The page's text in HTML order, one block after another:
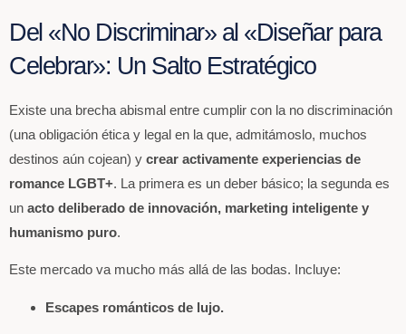
Del «No Discriminar» al «Diseñar para
Celebrar»: Un Salto Estratégico
Existe una brecha abismal entre cumplir con la no discriminación
(una obligación ética y legal en la que, admitámoslo, muchos
destinos aún cojean) y crear activamente experiencias de
romance LGBT+. La primera es un deber básico; la segunda es
un acto deliberado de innovación, marketing inteligente y
humanismo puro.
Este mercado va mucho más allá de las bodas. Incluye:
Escapes románticos de lujo.